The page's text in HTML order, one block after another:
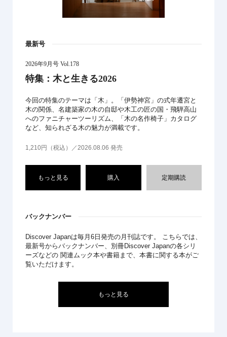
最新号
2026年9月号 Vol.178
特集：木と生きる2026
今回の特集のテーマは「木」。「伊勢神宮」の式年遷宮と
木の関係、名建築家の木の自邸や木工の匠の国・飛騨高山
へのファニチャーツーリズム、「木の名作椅子」カタログ
など、知られざる木の魅力が満載です。
1,210円（税込）／2026.08.06 発売
もっと見る 購入 定期購読
バックナンバー
Discover Japanは毎月6日発売の月刊誌です。 こちらでは、
最新号からバックナンバー、別冊Discover Japanの各シリ
ーズなどの 関連ムック本や書籍まで、本書に関する本がご
覧いただけます。
もっと見る